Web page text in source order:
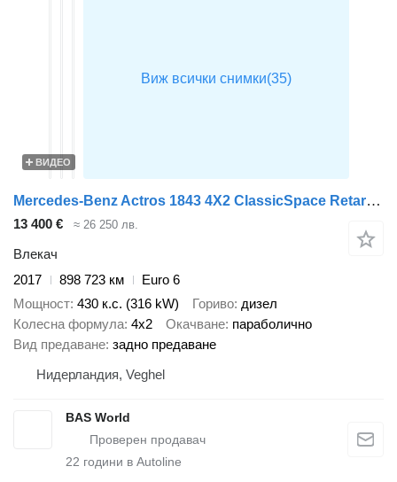
ВИДЕО
Mercedes-Benz Actros 1843 4X2 ClassicSpace Retarder PTO ADR Alcoa's
13 400 € ≈ 26 250 лв.
Влекач
2017
898 723 км
Euro 6
Мощност 430 к.с. (316 kW) Гориво дизел
Колесна формула 4x2 Окачване параболично
Вид предаване задно предаване
Нидерландия, Veghel
BAS World
22 години в Autoline